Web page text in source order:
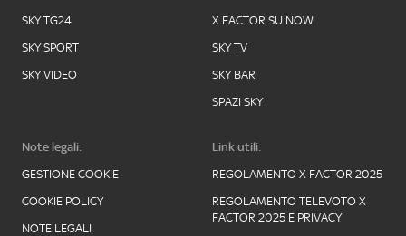
SKY TG24
SKY SPORT
SKY VIDEO
X FACTOR SU NOW
SKY TV
SKY BAR
SPAZI SKY
Note legali:
GESTIONE COOKIE
COOKIE POLICY
NOTE LEGALI
Link utili:
REGOLAMENTO X FACTOR 2025
REGOLAMENTO TELEVOTO X
FACTOR 2025 E PRIVACY